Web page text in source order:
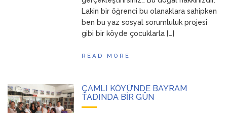
Lakin bir öğrenci bu olanaklara sahipken
ben bu yaz sosyal sorumluluk projesi
gibi bir köyde çocuklarla […]
READ MORE
ÇAMLI KÖYÜ’NDE BAYRAM
TADINDA BİR GÜN